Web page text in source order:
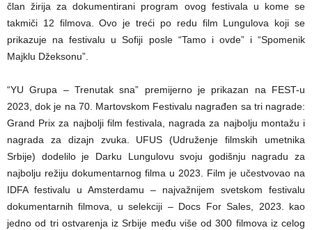
član žirija za dokumentirani program ovog festivala u kome se
takmiči 12 filmova. Ovo je treći po redu film Lungulova koji se
prikazuje na festivalu u Sofiji posle “Tamo i ovde” i “Spomenik
Majklu Džeksonu”.
“YU Grupa – Trenutak sna” premijerno je prikazan na FEST-u
2023, dok je na 70. Martovskom Festivalu nagrađen sa tri nagrade:
Grand Prix za najbolji film festivala, nagrada za najbolju montažu i
nagrada za dizajn zvuka. UFUS (Udruženje filmskih umetnika
Srbije) dodelilo je Darku Lungulovu svoju godišnju nagradu za
najbolju režiju dokumentarnog filma u 2023. Film je učestvovao na
IDFA festivalu u Amsterdamu – najvažnijem svetskom festivalu
dokumentarnih filmova, u selekciji – Docs For Sales, 2023. kao
jedno od tri ostvarenja iz Srbije među više od 300 filmova iz celog